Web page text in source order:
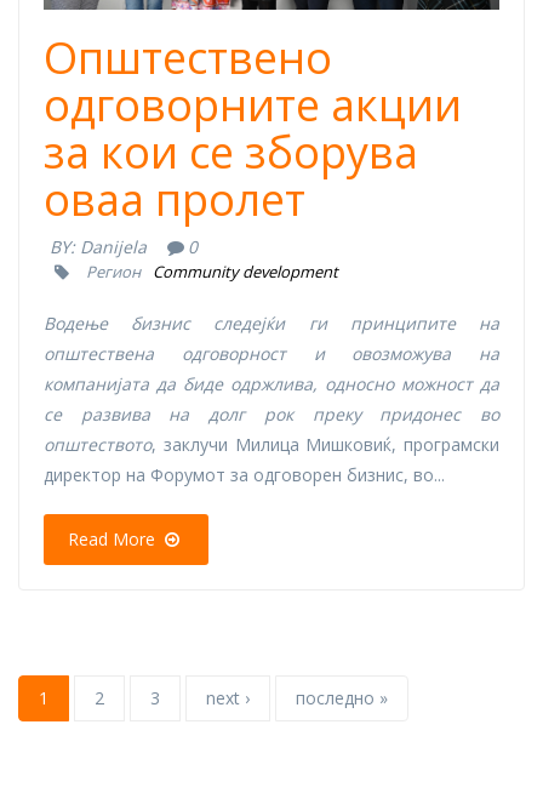
Општествено
одговорните акции
за кои се зборува
оваа пролет
BY: Danijela 0
Регион Community development
Водење бизнис следејќи ги принципите на
општествена одговорност и овозможува на
компанијата да биде одржлива, односно можност да
се развива на долг рок преку придонес во
општеството, заклучи Милица Мишковиќ, програмски
директор на Форумот за одговорен бизнис, во...
Read More
1 2 3 next › последно »